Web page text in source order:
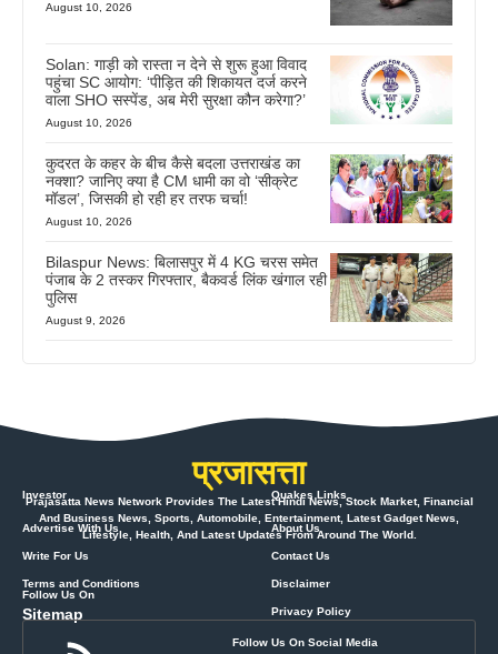
August 10, 2026
Solan: गाड़ी को रास्ता न देने से शुरू हुआ विवाद
पहुंचा SC आयोग: ‘पीड़ित की शिकायत दर्ज करने
वाला SHO सस्पेंड, अब मेरी सुरक्षा कौन करेगा?’
August 10, 2026
कुदरत के कहर के बीच कैसे बदला उत्तराखंड का
नक्शा? जानिए क्या है CM धामी का वो ‘सीक्रेट
मॉडल’, जिसकी हो रही हर तरफ चर्चा!
August 10, 2026
Bilaspur News: बिलासपुर में 4 KG चरस समेत
पंजाब के 2 तस्कर गिरफ्तार, बैकवर्ड लिंक खंगाल रही
पुलिस
August 9, 2026
प्रजासत्ता
Prajasatta News Network Provides The Latest Hindi News, Stock Market, Financial
And Business News, Sports, Automobile, Entertainment, Latest Gadget News,
Lifestyle, Health, And Latest Updates From Around The World.
Investor
Advertise With Us
Write For Us
Terms and Conditions
Sitemap
Quakes Links
About Us
Contact Us
Disclaimer
Privacy Policy
Follow Us On
Follow Us On Social Media